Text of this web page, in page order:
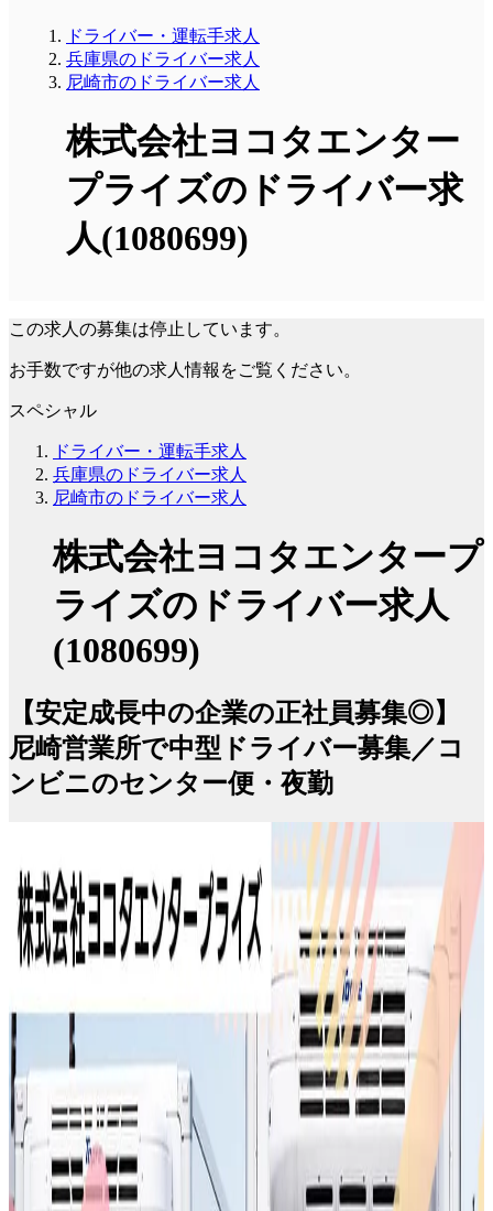
ドライバー・運転手求人
兵庫県のドライバー求人
尼崎市のドライバー求人
株式会社ヨコタエンター
プライズのドライバー求
人(1080699)
この求人の募集は停止しています。
お手数ですが他の求人情報をご覧ください。
スペシャル
ドライバー・運転手求人
兵庫県のドライバー求人
尼崎市のドライバー求人
株式会社ヨコタエンタープ
ライズのドライバー求人
(1080699)
【安定成長中の企業の正社員募集◎】
尼崎営業所で中型ドライバー募集／コ
ンビニのセンター便・夜勤